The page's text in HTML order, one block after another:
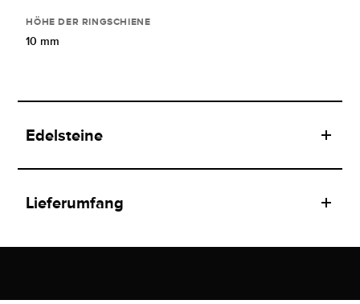
HÖHE DER RINGSCHIENE
10 mm
Edelsteine
Lieferumfang